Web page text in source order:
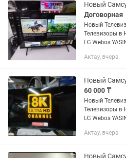
Новый
Договорная
Новый
Телевизоры в
LG Webos YASIN Android Webos 27
дюйма Smart 43 дюйма Smart 45
Актау, вчера
60 000 ₸
Новый
Телевизоры в
LG Webos YASIN Android Webos 27
дюйма Smart 43 дюйма Smart 45
Актау, вчера